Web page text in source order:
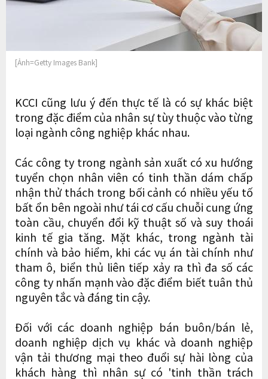
[Ảnh=Getty Images Bank]
KCCI cũng lưu ý đến thực tế là có sự khác biệt
trong đặc điểm của nhân sự tùy thuộc vào từng
loại ngành công nghiệp khác nhau.
Các công ty trong ngành sản xuất có xu hướng
tuyển chọn nhân viên có tinh thần dám chấp
nhận thử thách trong bối cảnh có nhiều yếu tố
bất ổn bên ngoài như tái cơ cấu chuỗi cung ứng
toàn cầu, chuyển đổi kỹ thuật số và suy thoái
kinh tế gia tăng. Mặt khác, trong ngành tài
chính và bảo hiểm, khi các vụ án tài chính như
tham ô, biển thủ liên tiếp xảy ra thì đa số các
công ty nhấn mạnh vào đặc điểm biết tuân thủ
nguyên tắc và đáng tin cậy.
Đối với các doanh nghiệp bán buôn/bán lẻ,
doanh nghiệp dịch vụ khác và doanh nghiệp
vận tải thương mại theo đuổi sự hài lòng của
khách hàng thì nhân sự có 'tinh thần trách